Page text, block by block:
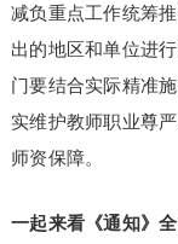
减负重点工作统筹
出的地区和单位进
门要结合实际精准
实维护教师职业尊
师资保障。
一起来看《通知》